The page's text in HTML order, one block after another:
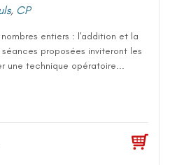
, CP
entiers : l'addition et la
proposées inviteront les
une technique opératoire...